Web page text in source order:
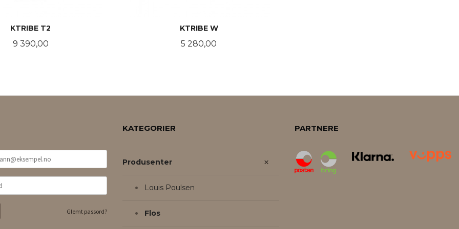
KTRIBE T2
Pris
9 390,00
KTRIBE W
Pris
5 280,00
Glemt passord?
KATEGORIER
Produsenter
Louis Poulsen
Flos
PARTNERE